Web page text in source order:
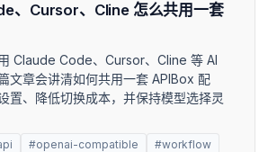
、Cursor、Cline 怎么共用一套
Claude Code、Cursor、Cline 等 AI
文章会讲清如何共用一套 APIBox 配
置、降低切换成本，并保持模型选择灵
#openai-compatible
#workflow